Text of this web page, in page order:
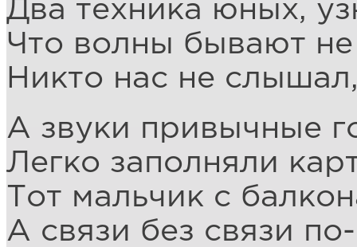
Два техника юных,
Что волны бывают
Никто нас не
А звуки привычные
Легко заполняли
Тот мальчик с
А связи без связи